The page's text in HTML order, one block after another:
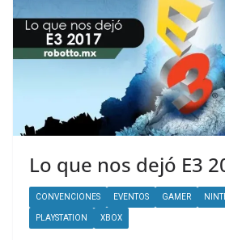
Lo que nos dejó E3
CONVENCIONES EVENTOS GAMER
PLAYSTATION XBOX